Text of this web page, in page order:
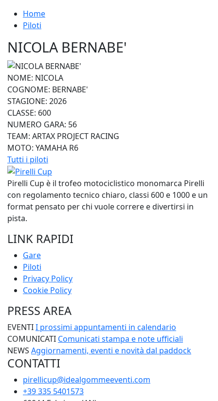
Home
Piloti
NICOLA BERNABE'
NOME: NICOLA
COGNOME: BERNABE'
STAGIONE: 2026
CLASSE: 600
NUMERO GARA: 56
TEAM: ARTAX PROJECT RACING
MOTO: YAMAHA R6
Tutti i piloti
Pirelli Cup è il trofeo motociclistico monomarca Pirelli
con regolamento tecnico chiaro, classi 600 e 1000 e un
format pensato per chi vuole correre e divertirsi in
pista.
LINK RAPIDI
Gare
Piloti
Privacy Policy
Cookie Policy
PRESS AREA
EVENTII prossimi appuntamenti in calendario
COMUNICATI Comunicati stampa e note ufficiali
NEWS Aggiornamenti, eventi e novità dal paddock
CONTATTI
pirellicup@idealgommeeventi.com
+39 335 5401573